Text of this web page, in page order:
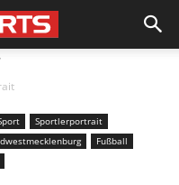
Sportlerportrait
Fußball